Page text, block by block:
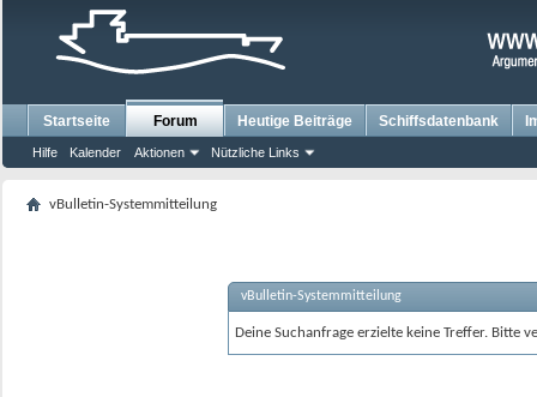
Startseite Forum
Hilfe Kalender Aktionen Nützliche Links
Heutige Beiträge Schiffsdatenbank
vBulletin-Systemmitteilung
vBulletin-Systemmitteilung
Deine Suchanfrage erzielte keine Treffer. Bitte